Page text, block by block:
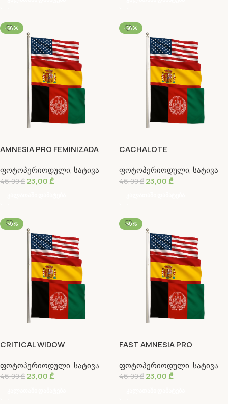
-50%
AMNESIA PRO FEMINIZADA
ფოტოპერიოდული, სატივა
46,00₾ 23,00₾
-50%
CACHALOTE
ფოტოპერიოდული, სატივა
46,00₾ 23,00₾
-50%
CRITICAL WIDOW
ფოტოპერიოდული, სატივა
46,00₾ 23,00₾
-50%
FAST AMNESIA PRO
ფოტოპერიოდული, სატივა
46,00₾ 23,00₾